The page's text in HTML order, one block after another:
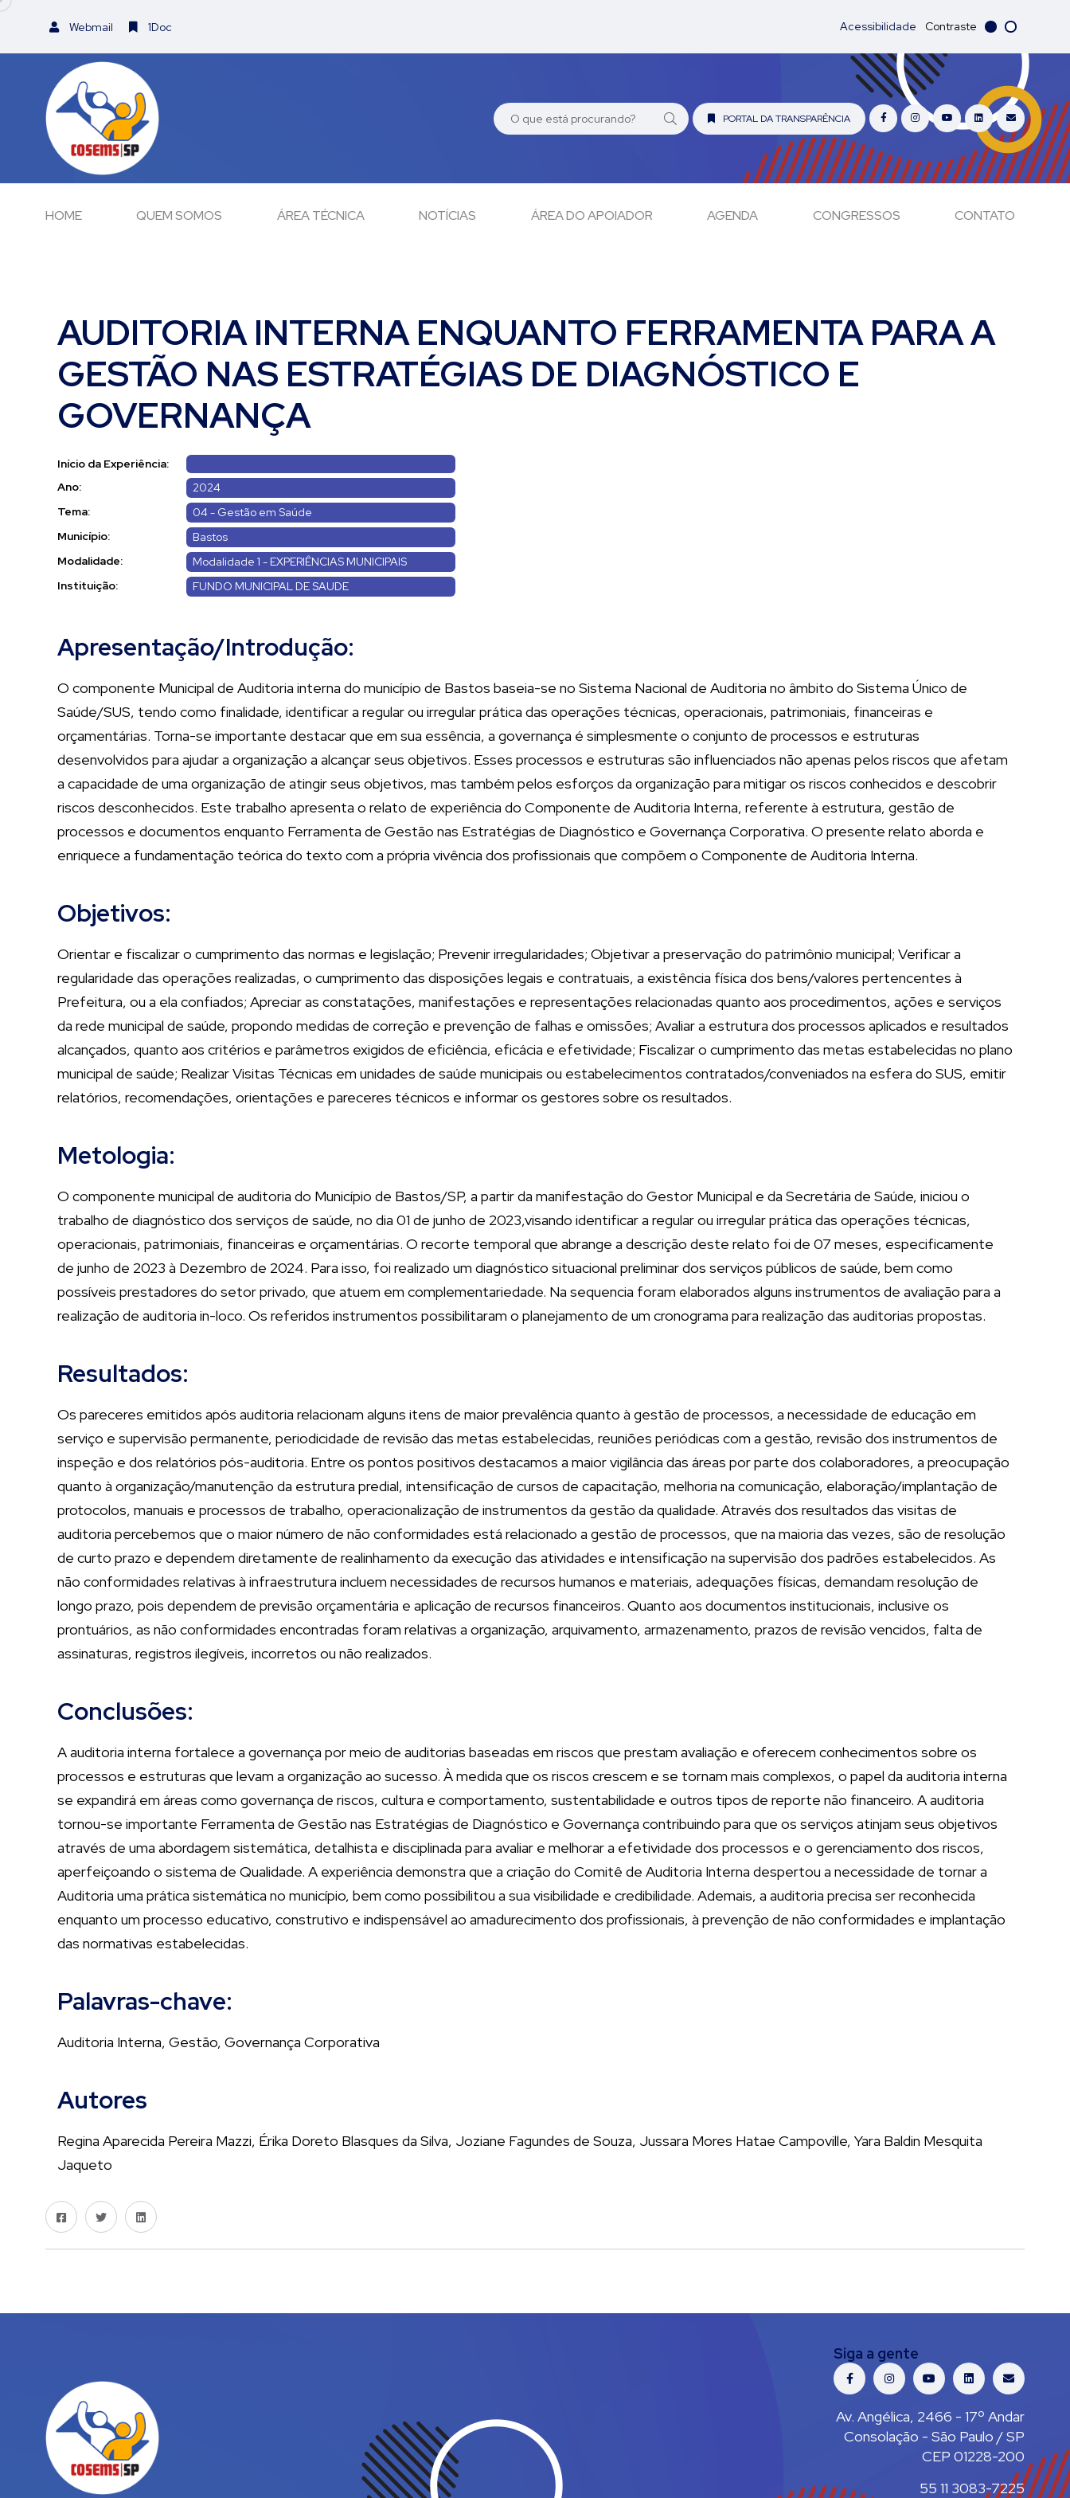
Webmail 1Doc Acessibilidade Contraste
PORTAL DA TRANSPARÊNCIA
HOME QUEM SOMOS ÁREA TÉCNICA NOTÍCIAS ÁREA DO APOIADOR AGENDA CONGRESSOS CONTATO
AUDITORIA INTERNA ENQUANTO FERRAMENTA PARA A
GESTÃO NAS ESTRATÉGIAS DE DIAGNÓSTICO E
GOVERNANÇA
Início da Experiência:
Ano:
2024
Tema:
04 - Gestão em Saúde
Município:
Bastos
Modalidade:
Modalidade 1 - EXPERIÊNCIAS MUNICIPAIS
Instituição:
FUNDO MUNICIPAL DE SAUDE
Apresentação/Introdução:
O componente Municipal de Auditoria interna do município de Bastos baseia-se no Sistema Nacional de Auditoria no âmbito do Sistema Único de
Saúde/SUS, tendo como finalidade, identificar a regular ou irregular prática das operações técnicas, operacionais, patrimoniais, financeiras e
orçamentárias. Torna-se importante destacar que em sua essência, a governança é simplesmente o conjunto de processos e estruturas
desenvolvidos para ajudar a organização a alcançar seus objetivos. Esses processos e estruturas são influenciados não apenas pelos riscos que afetam
a capacidade de uma organização de atingir seus objetivos, mas também pelos esforços da organização para mitigar os riscos conhecidos e descobrir
riscos desconhecidos. Este trabalho apresenta o relato de experiência do Componente de Auditoria Interna, referente à estrutura, gestão de
processos e documentos enquanto Ferramenta de Gestão nas Estratégias de Diagnóstico e Governança Corporativa. O presente relato aborda e
enriquece a fundamentação teórica do texto com a própria vivência dos profissionais que compõem o Componente de Auditoria Interna.
Objetivos:
Orientar e fiscalizar o cumprimento das normas e legislação; Prevenir irregularidades; Objetivar a preservação do patrimônio municipal; Verificar a
regularidade das operações realizadas, o cumprimento das disposições legais e contratuais, a existência física dos bens/valores pertencentes à
Prefeitura, ou a ela confiados; Apreciar as constatações, manifestações e representações relacionadas quanto aos procedimentos, ações e serviços
da rede municipal de saúde, propondo medidas de correção e prevenção de falhas e omissões; Avaliar a estrutura dos processos aplicados e resultados
alcançados, quanto aos critérios e parâmetros exigidos de eficiência, eficácia e efetividade; Fiscalizar o cumprimento das metas estabelecidas no plano
municipal de saúde; Realizar Visitas Técnicas em unidades de saúde municipais ou estabelecimentos contratados/conveniados na esfera do SUS, emitir
relatórios, recomendações, orientações e pareceres técnicos e informar os gestores sobre os resultados.
Metologia:
O componente municipal de auditoria do Município de Bastos/SP, a partir da manifestação do Gestor Municipal e da Secretária de Saúde, iniciou o
trabalho de diagnóstico dos serviços de saúde, no dia 01 de junho de 2023,visando identificar a regular ou irregular prática das operações técnicas,
operacionais, patrimoniais, financeiras e orçamentárias. O recorte temporal que abrange a descrição deste relato foi de 07 meses, especificamente
de junho de 2023 à Dezembro de 2024. Para isso, foi realizado um diagnóstico situacional preliminar dos serviços públicos de saúde, bem como
possíveis prestadores do setor privado, que atuem em complementariedade. Na sequencia foram elaborados alguns instrumentos de avaliação para a
realização de auditoria in-loco. Os referidos instrumentos possibilitaram o planejamento de um cronograma para realização das auditorias propostas.
Resultados:
Os pareceres emitidos após auditoria relacionam alguns itens de maior prevalência quanto à gestão de processos, a necessidade de educação em
serviço e supervisão permanente, periodicidade de revisão das metas estabelecidas, reuniões periódicas com a gestão, revisão dos instrumentos de
inspeção e dos relatórios pós-auditoria. Entre os pontos positivos destacamos a maior vigilância das áreas por parte dos colaboradores, a preocupação
quanto à organização/manutenção da estrutura predial, intensificação de cursos de capacitação, melhoria na comunicação, elaboração/implantação de
protocolos, manuais e processos de trabalho, operacionalização de instrumentos da gestão da qualidade. Através dos resultados das visitas de
auditoria percebemos que o maior número de não conformidades está relacionado a gestão de processos, que na maioria das vezes, são de resolução
de curto prazo e dependem diretamente de realinhamento da execução das atividades e intensificação na supervisão dos padrões estabelecidos. As
não conformidades relativas à infraestrutura incluem necessidades de recursos humanos e materiais, adequações físicas, demandam resolução de
longo prazo, pois dependem de previsão orçamentária e aplicação de recursos financeiros. Quanto aos documentos institucionais, inclusive os
prontuários, as não conformidades encontradas foram relativas a organização, arquivamento, armazenamento, prazos de revisão vencidos, falta de
assinaturas, registros ilegíveis, incorretos ou não realizados.
Conclusões:
A auditoria interna fortalece a governança por meio de auditorias baseadas em riscos que prestam avaliação e oferecem conhecimentos sobre os
processos e estruturas que levam a organização ao sucesso. À medida que os riscos crescem e se tornam mais complexos, o papel da auditoria interna
se expandirá em áreas como governança de riscos, cultura e comportamento, sustentabilidade e outros tipos de reporte não financeiro. A auditoria
tornou-se importante Ferramenta de Gestão nas Estratégias de Diagnóstico e Governança contribuindo para que os serviços atinjam seus objetivos
através de uma abordagem sistemática, detalhista e disciplinada para avaliar e melhorar a efetividade dos processos e o gerenciamento dos riscos,
aperfeiçoando o sistema de Qualidade. A experiência demonstra que a criação do Comitê de Auditoria Interna despertou a necessidade de tornar a
Auditoria uma prática sistemática no município, bem como possibilitou a sua visibilidade e credibilidade. Ademais, a auditoria precisa ser reconhecida
enquanto um processo educativo, construtivo e indispensável ao amadurecimento dos profissionais, à prevenção de não conformidades e implantação
das normativas estabelecidas.
Palavras-chave:
Auditoria Interna, Gestão, Governança Corporativa
Autores
Regina Aparecida Pereira Mazzi, Érika Doreto Blasques da Silva, Joziane Fagundes de Souza, Jussara Mores Hatae Campoville, Yara Baldin Mesquita
Jaqueto
Siga a gente
Av. Angélica, 2466 - 17º Andar
Consolação - São Paulo / SP
CEP 01228-200
55 11 3083-7225